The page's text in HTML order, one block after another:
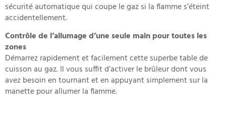
sécurité automatique qui coupe le gaz si la flamme s’éteint
accidentellement.
Contrôle de l’allumage d’une seule main pour toutes les
zones
Démarrez rapidement et facilement cette superbe table de
cuisson au gaz. Il vous suffit d’activer le brûleur dont vous
avez besoin en tournant et en appuyant simplement sur la
manette pour allumer la flamme.